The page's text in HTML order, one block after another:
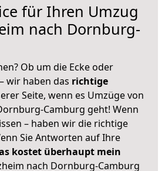
für Ihren Umzug
nach Dornburg-
Ob um die Ecke oder
wir haben das richtige
Seite, wenn es Umzüge von
Camburg geht! Wenn
– haben wir die richtige
Sie Antworten auf Ihre
kostet überhaupt mein
nach Dornburg-Camburg